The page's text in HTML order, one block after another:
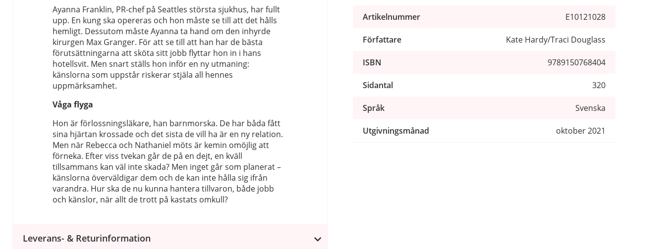
Ayanna Franklin, PR-chef på Seattles största sjukhus, har fullt
upp. En kung ska opereras och hon måste se till att det hålls
hemligt. Dessutom måste Ayanna ta hand om den inhyrde
kirurgen Max Granger. För att se till att han har de bästa
förutsättningarna att sköta sitt jobb flyttar hon in i hans
hotellsvit. Men snart ställs hon inför en ny utmaning:
känslorna som uppstår riskerar stjäla all hennes
uppmärksamhet.
Våga flyga
Hon är förlossningsläkare, han barnmorska. De har båda fått
sina hjärtan krossade och det sista de vill ha är en ny relation.
Men när Rebecca och Nathaniel möts är kemin omöjlig att
förneka. Efter viss tvekan går de på en dejt, en kväll
tillsammans kan väl inte skada? Men inget går som planerat –
känslorna överväldigar dem och de kan inte hålla sig ifrån
varandra. Hur ska de nu kunna hantera tillvaron, både jobb
och känslor, när allt de trott på kastats omkull?
Leverans- & Returinformation
Artikelnummer E10121028
Författare Kate Hardy/Traci Douglass
ISBN 9789150768404
Sidantal 320
Språk Svenska
Utgivningsmånad oktober 2021